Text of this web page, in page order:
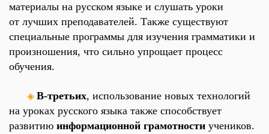
материалы на русском языке и слушать уроки
от лучших преподавателей. Также существуют
специальные программы для изучения грамматики и
произношения, что сильно упрощает процесс
обучения.
◈ В-третьих, использование новых технологий
на уроках русского языка также способствует
развитию информационной грамотности учеников.